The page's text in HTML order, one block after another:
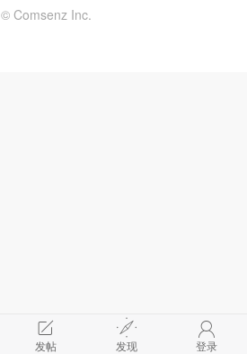
发帖 发现 登录
© Comsenz Inc.